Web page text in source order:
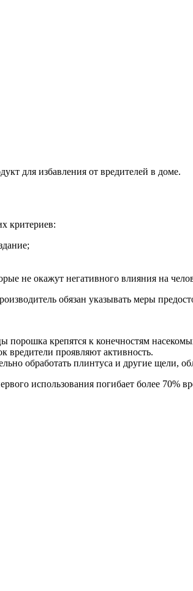
для избавления от вредителей в доме.
критериев:
не окажут негативного влияния на
обязан указывать меры
крепятся к конечностям
вредители проявляют активность.
обработать плинтуса и другие щели,
использования погибает более 70%